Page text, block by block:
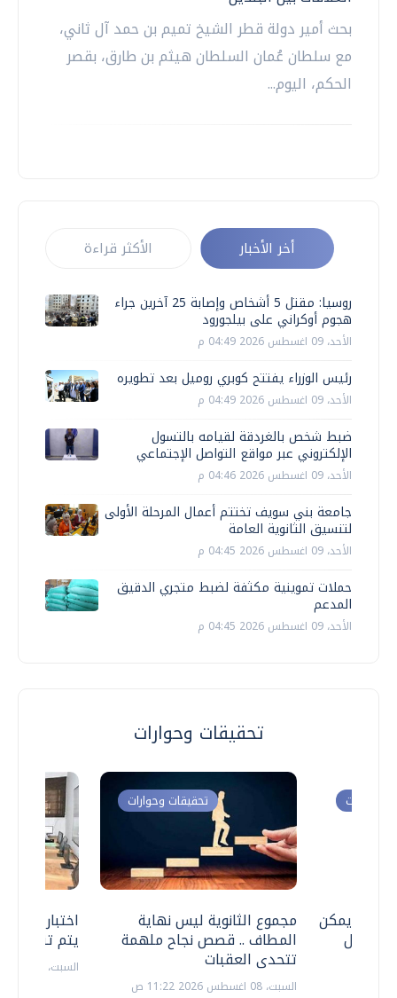
بحث أمير دولة قطر الشيخ تميم بن حمد آل ثاني،
مع سلطان عُمان السلطان هيثم بن طارق، بقصر
الحكم، اليوم...
أخر الأخبار الأكثر قراءة
روسيا: مقتل 5 أشخاص وإصابة 25 آخرين جراء
هجوم أوكراني على بيلجورود
الأحد، 09 اغسطس 2026 04:49 م
رئيس الوزراء يفتتح كوبري روميل بعد تطويره
الأحد، 09 اغسطس 2026 04:49 م
ضبط شخص بالغردقة لقيامه بالتسول
الإلكتروني عبر مواقع التواصل الإجتماعي
الأحد، 09 اغسطس 2026 04:46 م
جامعة بني سويف تختتم أعمال المرحلة الأولى
لتنسيق الثانوية العامة
الأحد، 09 اغسطس 2026 04:45 م
حملات تموينية مكثفة لضبط متجري الدقيق
المدعم
الأحد، 09 اغسطس 2026 04:45 م
تحقيقات وحوارات
اختبارات
يتم
السبت، 18 يوليو 2026 09:22 ص
تحقيقات وحوارات
مجموع الثانوية ليس نهاية
المطاف .. قصص نجاح ملهمة
تتحدى العقبات
السبت، 08 اغسطس 2026 11:22 ص
وحوارات
.. هل يمكن
نتعامل